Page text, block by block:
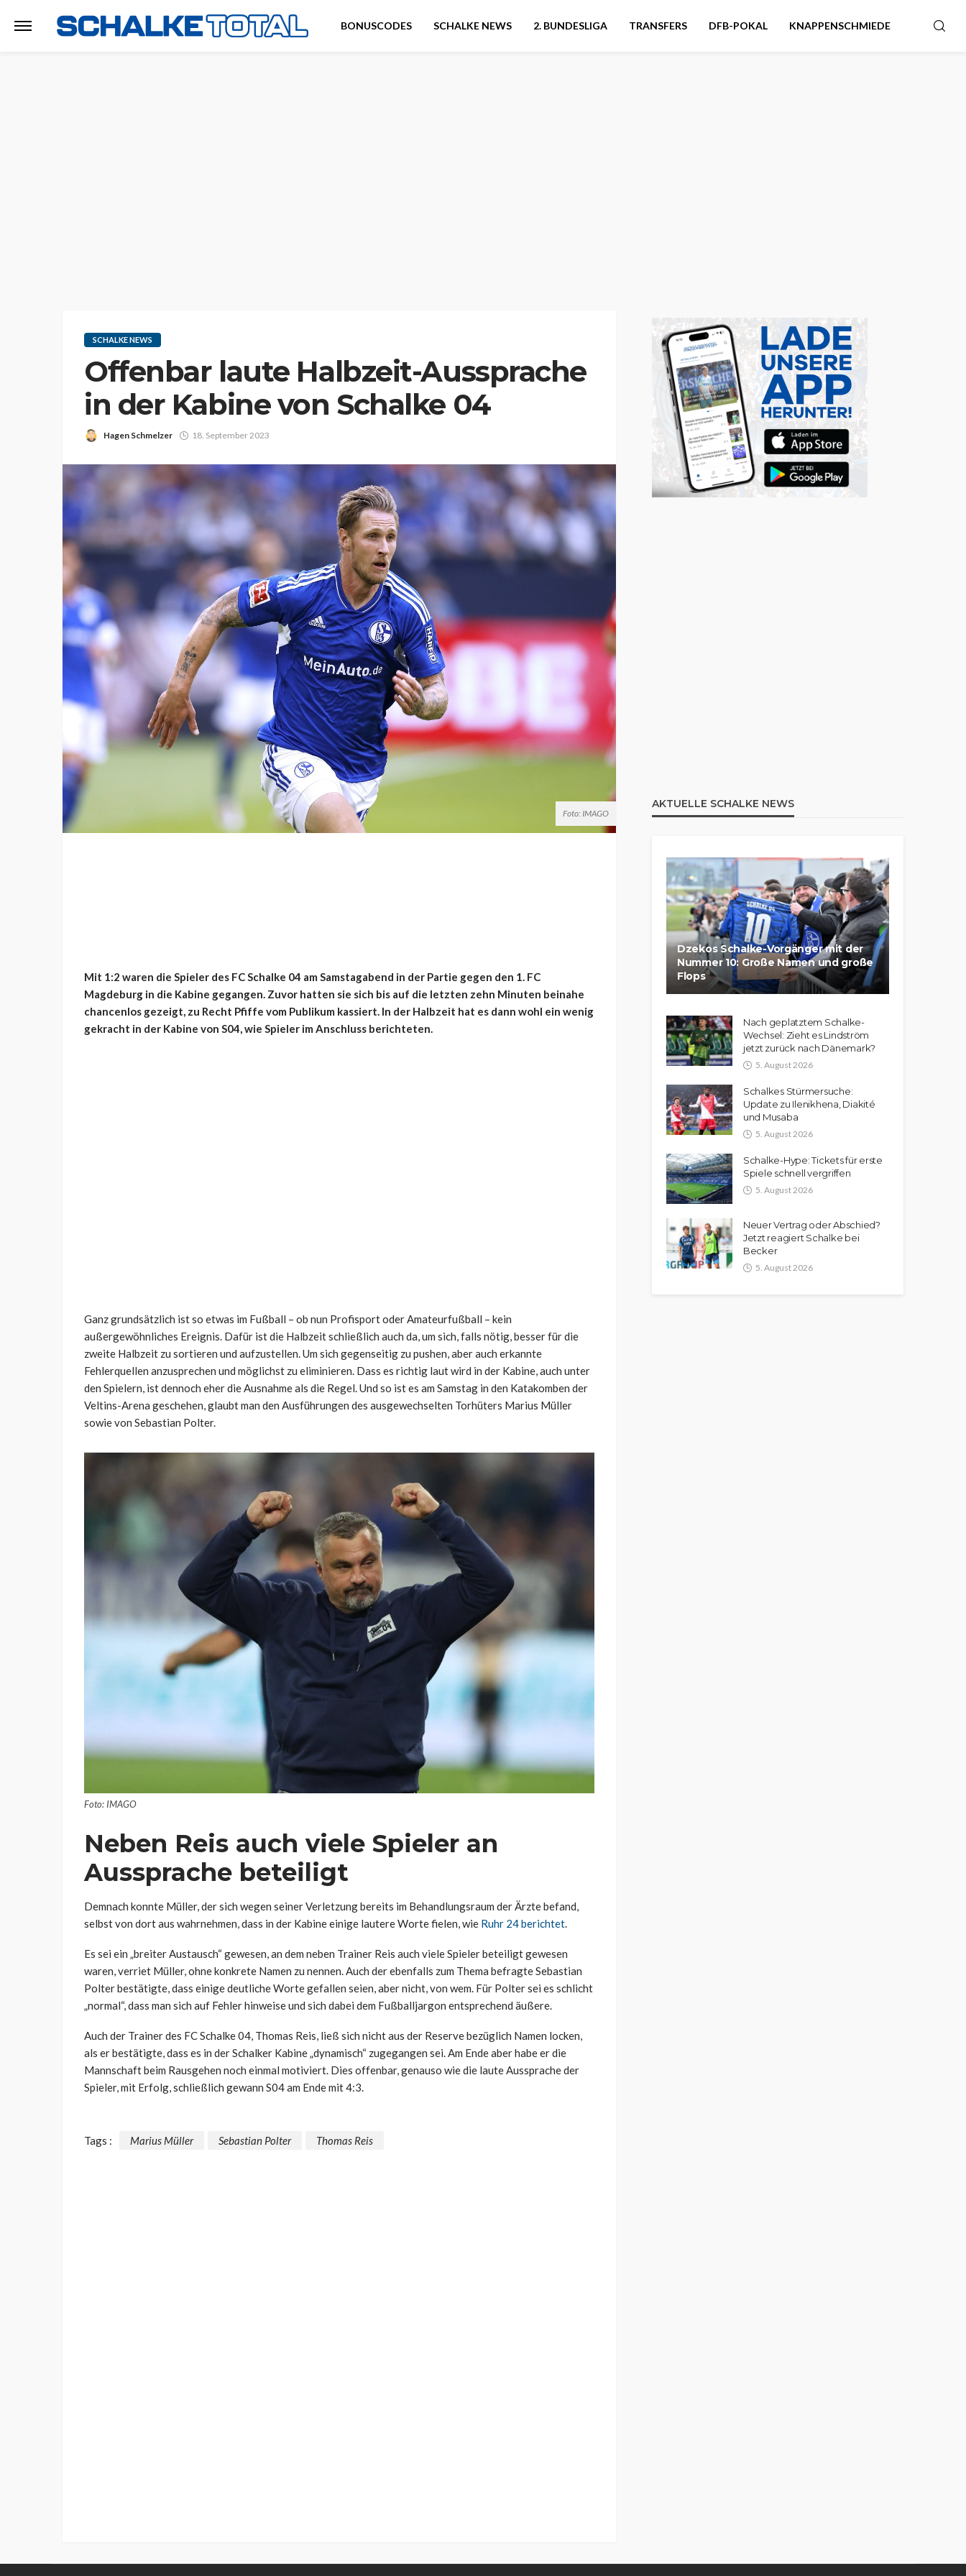
BONUSCODES SCHALKE NEWS 2. BUNDESLIGA TRANSFERS DFB-POKAL KNAPPENSCHMIEDE
SCHALKE NEWS
Offenbar laute Halbzeit-Aussprache
in der Kabine von Schalke 04
Hagen Schmelzer 18. September 2023
Foto: IMAGO
Mit 1:2 waren die Spieler des FC Schalke 04 am Samstagabend in der Partie gegen den 1. FC
Magdeburg in die Kabine gegangen. Zuvor hatten sie sich bis auf die letzten zehn Minuten beinahe
chancenlos gezeigt, zu Recht Pfiffe vom Publikum kassiert. In der Halbzeit hat es dann wohl ein wenig
gekracht in der Kabine von S04, wie Spieler im Anschluss berichteten.
Ganz grundsätzlich ist so etwas im Fußball – ob nun Profisport oder Amateurfußball – kein
außergewöhnliches Ereignis. Dafür ist die Halbzeit schließlich auch da, um sich, falls nötig, besser für die
zweite Halbzeit zu sortieren und aufzustellen. Um sich gegenseitig zu pushen, aber auch erkannte
Fehlerquellen anzusprechen und möglichst zu eliminieren. Dass es richtig laut wird in der Kabine, auch unter
den Spielern, ist dennoch eher die Ausnahme als die Regel. Und so ist es am Samstag in den Katakomben der
Veltins-Arena geschehen, glaubt man den Ausführungen des ausgewechselten Torhüters Marius Müller
sowie von Sebastian Polter.
Foto: IMAGO
Neben Reis auch viele Spieler an
Aussprache beteiligt
Demnach konnte Müller, der sich wegen seiner Verletzung bereits im Behandlungsraum der Ärzte befand,
selbst von dort aus wahrnehmen, dass in der Kabine einige lautere Worte fielen, wie Ruhr 24 berichtet.
Es sei ein „breiter Austausch“ gewesen, an dem neben Trainer Reis auch viele Spieler beteiligt gewesen
waren, verriet Müller, ohne konkrete Namen zu nennen. Auch der ebenfalls zum Thema befragte Sebastian
Polter bestätigte, dass einige deutliche Worte gefallen seien, aber nicht, von wem. Für Polter sei es schlicht
„normal“, dass man sich auf Fehler hinweise und sich dabei dem Fußballjargon entsprechend äußere.
Auch der Trainer des FC Schalke 04, Thomas Reis, ließ sich nicht aus der Reserve bezüglich Namen locken,
als er bestätigte, dass es in der Schalker Kabine „dynamisch“ zugegangen sei. Am Ende aber habe er die
Mannschaft beim Rausgehen noch einmal motiviert. Dies offenbar, genauso wie die laute Aussprache der
Spieler, mit Erfolg, schließlich gewann S04 am Ende mit 4:3.
Tags : Marius Müller Sebastian Polter Thomas Reis
AKTUELLE SCHALKE NEWS
Dzekos Schalke-Vorgänger mit der
Nummer 10: Große Namen und große
Flops
Nach geplatztem Schalke-
Wechsel: Zieht es Lindström
jetzt zurück nach Dänemark?
5. August 2026
Schalkes Stürmersuche:
Update zu Ilenikhena, Diakité
und Musaba
5. August 2026
Schalke-Hype: Tickets für erste
Spiele schnell vergriffen
5. August 2026
Neuer Vertrag oder Abschied?
Jetzt reagiert Schalke bei
Becker
5. August 2026